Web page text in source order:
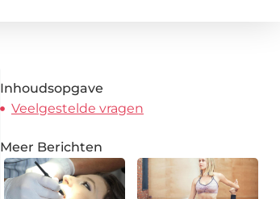
Inhoudsopgave
Veelgestelde vragen
Meer Berichten